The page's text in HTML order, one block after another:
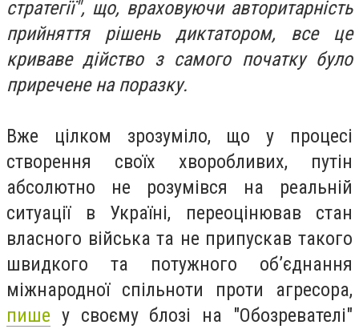
стратегії", що, враховуючи авторитарність
прийняття рішень диктатором, все це
криваве дійство з самого початку було
приречене на поразку.
Вже цілком зрозуміло, що у процесі
створення своїх хворобливих, путін
абсолютно не розумівся на реальній
ситуації в Україні, переоцінював стан
власного війська та не припускав такого
швидкого та потужного об’єднання
міжнародної спільноти проти агресора,
пише у своєму блозі на "Обозревателі"